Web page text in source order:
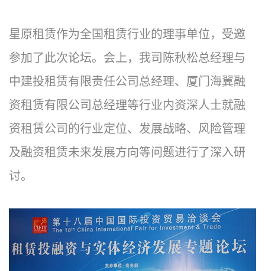
星原租赁作为全国租赁行业的理事单位，受邀
参加了此次论坛。会上，我司陈秋松总经理与
中建投租赁有限责任公司总经理、厦门海翼融
资租赁有限公司总经理等行业内资深人士就融
资租赁公司的行业定位、发展战略、风险管理
及融资租赁未来发展方向等问题进行了深入研
讨。